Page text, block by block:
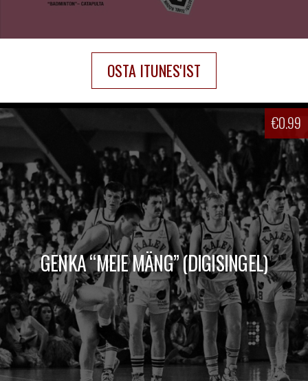
OSTA ITUNES'IST
€0.99
GENKA “MEIE MÄNG” (DIGISINGEL)